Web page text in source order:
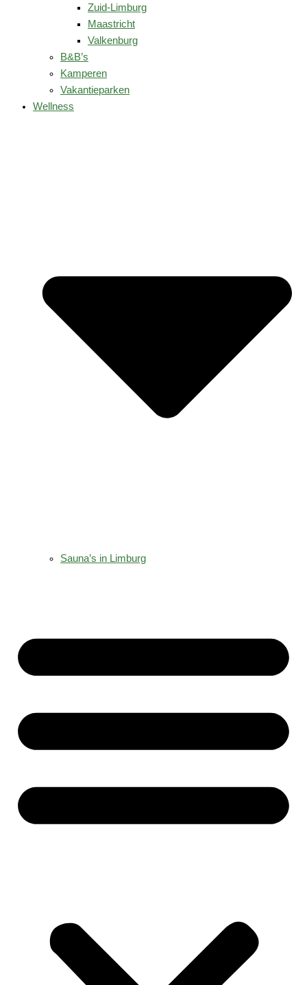
Zuid-Limburg
Maastricht
Valkenburg
B&B’s
Kamperen
Vakantieparken
Wellness
Sauna’s in Limburg